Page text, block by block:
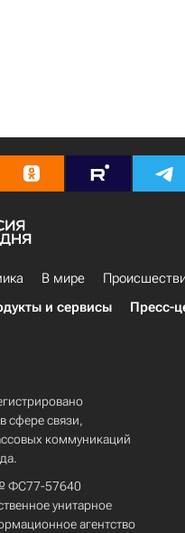
В мире
и сервисы Пресс-
сфере связи,
коммуникаций
ФС77-57640
унитарное
агентство